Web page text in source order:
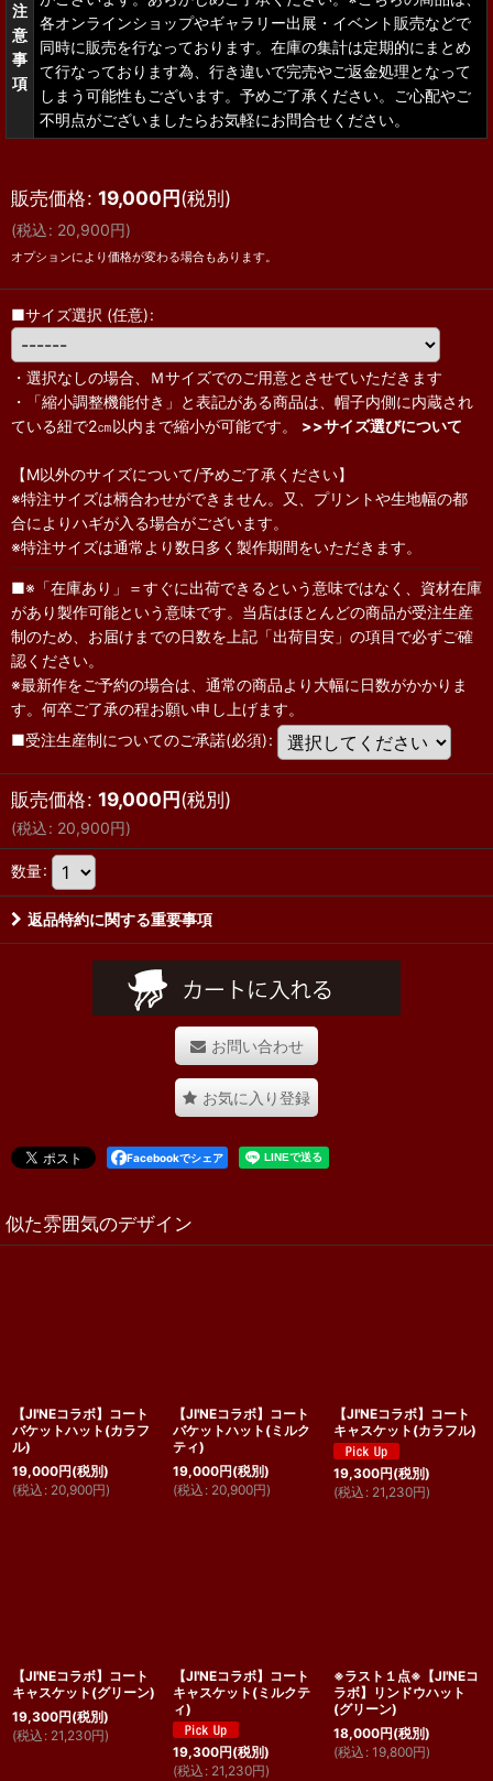
注
意
事
項
各オンラインショップやギャラリー出展・イベント販売などで
同時に販売を行なっております。在庫の集計は定期的にまとめ
て行なっております為、行き違いで完売やご返金処理となって
しまう可能性もございます。予めご了承ください。ご心配やご
不明点がございましたらお気軽にお問合せください。
販売価格: 19,000円(税別)
(税込: 20,900円)
オプションにより価格が変わる場合もあります。
■サイズ選択 (任意):
・選択なしの場合、Ｍサイズでのご用意とさせていただきます
・「縮小調整機能付き」と表記がある商品は、帽子内側に内蔵され
ている紐で2㎝以内まで縮小が可能です。 >>サイズ選びについて
【M以外のサイズについて/予めご了承ください】
※特注サイズは柄合わせができません。又、プリントや生地幅の都
合によりハギが入る場合がございます。
※特注サイズは通常より数日多く製作期間をいただきます。
■※「在庫あり」＝すぐに出荷できるという意味ではなく、資材在庫
があり製作可能という意味です。当店はほとんどの商品が受注生産
制のため、お届けまでの日数を上記「出荷目安」の項目で必ずご確
認ください。
※最新作をご予約の場合は、通常の商品より大幅に日数がかかりま
す。何卒ご了承の程お願い申し上げます。
■受注生産制についてのご承諾(必須):
販売価格: 19,000円(税別)
(税込: 20,900円)
数量:
返品特約に関する重要事項
お問い合わせ
お気に入り登録
Facebookでシェア
似た雰囲気のデザイン
【JI'NEコラボ】コート
バケットハット(カラフ
ル)
19,000円(税別)
(税込 : 20,900円)
【JI'NEコラボ】コート
バケットハット(ミルク
ティ)
19,000円(税別)
(税込 : 20,900円)
【JI'NEコラボ】コート
キャスケット(カラフル)
19,300円(税別)
(税込 : 21,230円)
【JI'NEコラボ】コート
キャスケット(グリーン)
19,300円(税別)
(税込 : 21,230円)
【JI'NEコラボ】コート
キャスケット(ミルクテ
ィ)
19,300円(税別)
(税込 : 21,230円)
※ラスト１点※【JI'NEコ
ラボ】リンドウハット
(グリーン)
18,000円(税別)
(税込 : 19,800円)